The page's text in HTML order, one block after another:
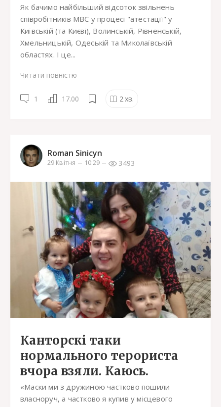
Як бачимо найбільший відсоток звільнень
співробітників МВС у процесі "атестації" у
Київській (та Києві), Волинській, Рівненській,
Хмельницькій, Одеській та Миколаївській
областях. І це...
Читати повністю
1 17.00 2хв.
Roman Sinicyn
29 Квітня 10:29 3493
Канторскі таки
нормального терориста
вчора взяли. Каюсь.
«Маски ми з дружиною частково пошили
власноруч, а частково я купив у місцевого